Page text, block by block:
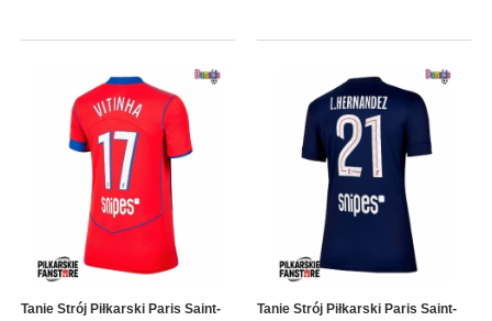
Tanie Strój Piłkarski Paris Saint-
Tanie Strój Piłkarski Paris Saint-